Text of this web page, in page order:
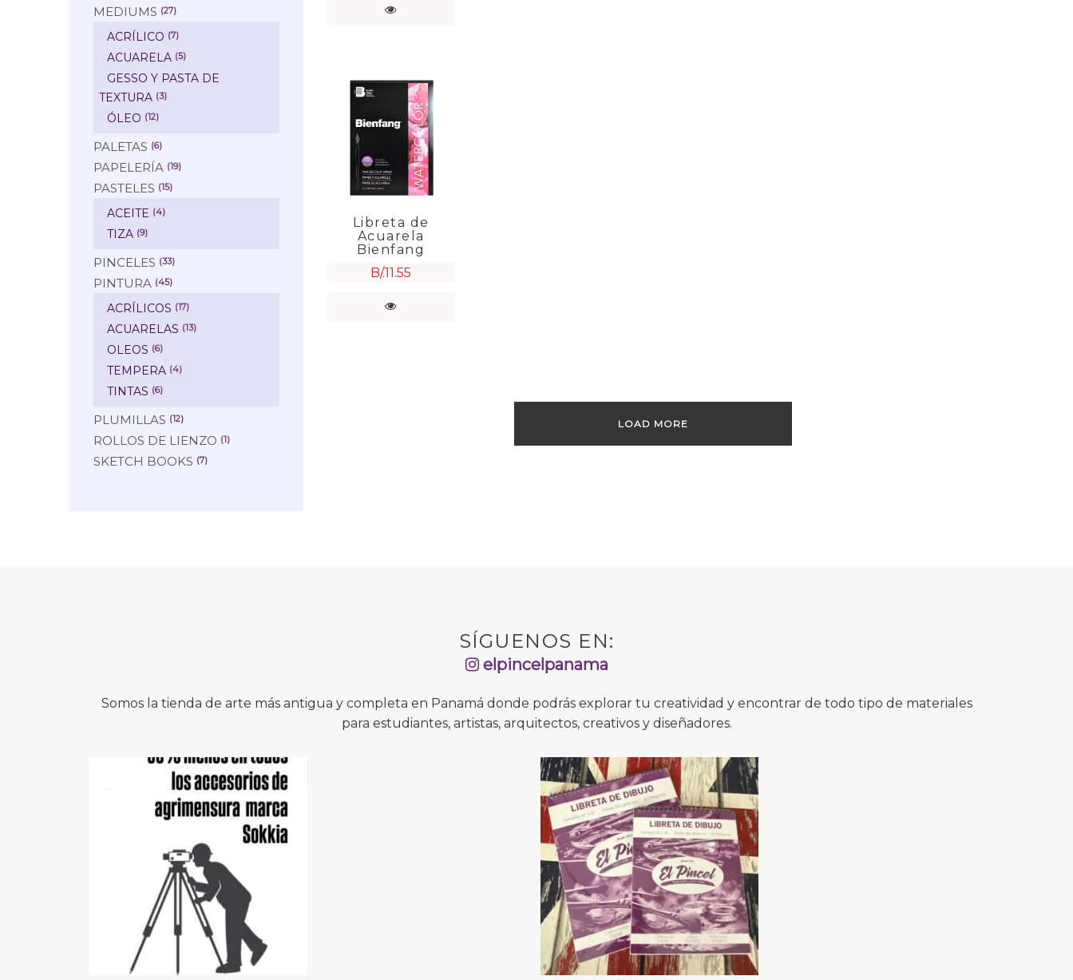
Libreta de
Acuarela
Bienfang
B/.11.55
LOAD MORE
MEDIUMS (27)
ACRÍLICO (7)
ACUARELA (5)
GESSO Y PASTA DE
TEXTURA (3)
ÓLEO (12)
PALETAS (6)
PAPELERÍA (19)
PASTELES (15)
ACEITE (4)
TIZA (9)
PINCELES (33)
PINTURA (45)
ACRÍLICOS (17)
ACUARELAS (13)
OLEOS (6)
TEMPERA (4)
TINTAS (6)
PLUMILLAS (12)
ROLLOS DE LIENZO (1)
SKETCH BOOKS (7)
SÍGUENOS EN:
elpincelpanama
Somos la tienda de arte más antigua y completa en Panamá donde podrás explorar tu creatividad y encontrar de todo tipo de materiales
para estudiantes, artistas, arquitectos, creativos y diseñadores.